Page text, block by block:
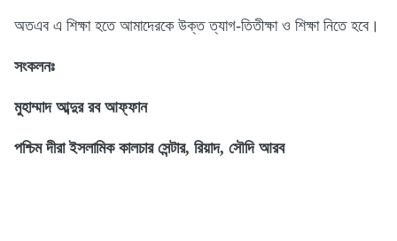
অতএব এ শিক্ষা হতে আমাদেরকে উক্ত ত্যাগ-তিতীক্ষা ও শিক্ষা নিতে হবে।
সংকলনঃ
মুহাম্মাদ আব্দুর রব আফ্‌ফান
পশ্চিম দীরা ইসলামিক কালচার সেন্টার, রিয়াদ, সৌদি আরব